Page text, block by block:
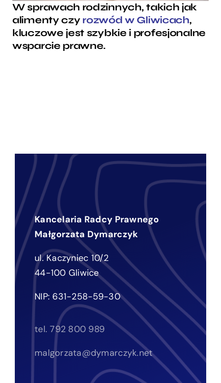
W sprawach rodzinnych, takich jak
alimenty czy rozwód w Gliwicach,
kluczowe jest szybkie i profesjonalne
wsparcie prawne.
Kancelaria Radcy Prawnego
Małgorzata Dymarczyk
ul. Kaczyniec 10/2
44-100 Gliwice
NIP: 631-258-59-30
tel. 792 800 989
malgorzata@dymarczyk.net